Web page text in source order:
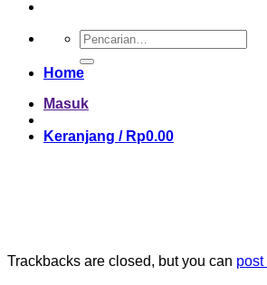
Pencarian
untuk:
Home
Masuk
Keranjang / Rp0.00
Trackbacks are closed, but you can post